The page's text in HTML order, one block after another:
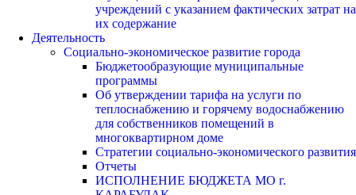
учреждений с указанием фактических затрат на
их содержание
Деятельность
Социально-экономическое развитие города
Бюджетообразующие муниципальные
программы
Об утверждении тарифа на услуги по
теплоснабжению и горячему водоснабжению
для собственников помещений в
многоквартирном доме
Стратегии социально-экономического развития
Отчеты
ИСПОЛНЕНИЕ БЮДЖЕТА МО г.